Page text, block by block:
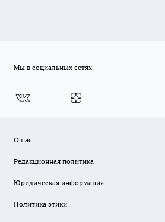
Мы в социальных сетях
О нас
Редакционная политика
Юридическая информация
Политика этики